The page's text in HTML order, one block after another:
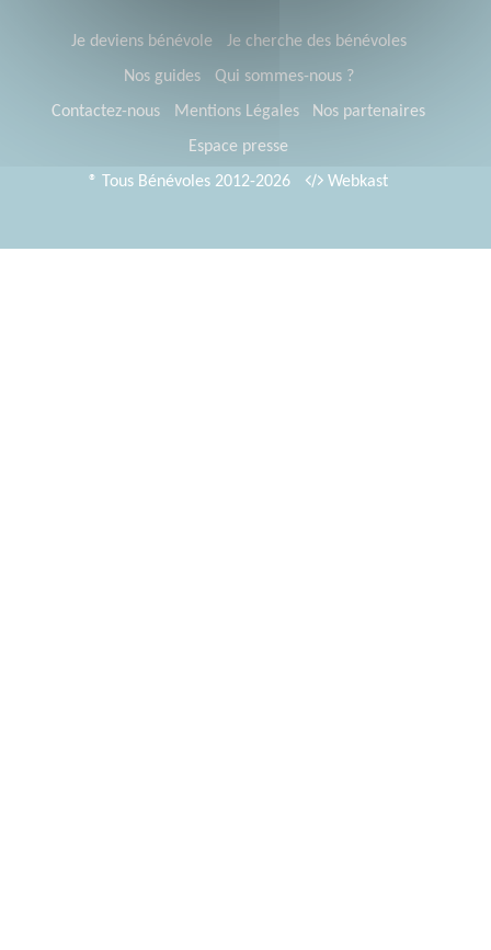
Je deviens bénévole
Je cherche des bénévoles
Nos guides
Qui sommes-nous ?
Contactez-nous
Mentions Légales
Nos partenaires
Espace presse
® Tous Bénévoles 2012-2026
Webkast